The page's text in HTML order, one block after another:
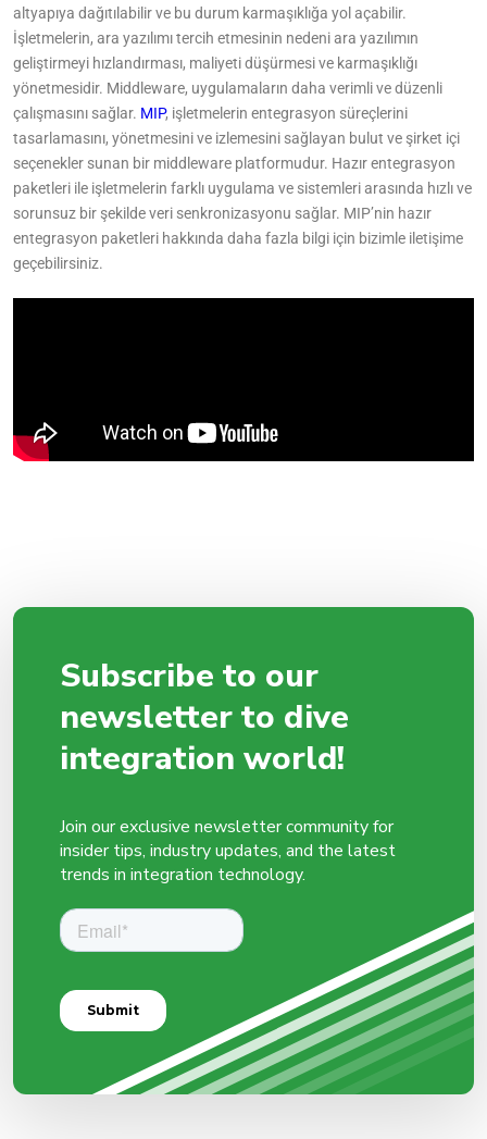
altyapıya dağıtılabilir ve bu durum karmaşıklığa yol açabilir.
İşletmelerin, ara yazılımı tercih etmesinin nedeni ara yazılımın
geliştirmeyi hızlandırması, maliyeti düşürmesi ve karmaşıklığı
yönetmesidir. Middleware, uygulamaların daha verimli ve düzenli
çalışmasını sağlar. MIP, işletmelerin entegrasyon süreçlerini
tasarlamasını, yönetmesini ve izlemesini sağlayan bulut ve şirket içi
seçenekler sunan bir middleware platformudur. Hazır entegrasyon
paketleri ile işletmelerin farklı uygulama ve sistemleri arasında hızlı ve
sorunsuz bir şekilde veri senkronizasyonu sağlar. MIP’nin hazır
entegrasyon paketleri hakkında daha fazla bilgi için bizimle iletişime
geçebilirsiniz.
Subscribe to our
newsletter to dive
integration world!
Join our exclusive newsletter community for
insider tips, industry updates, and the latest
trends in integration technology.